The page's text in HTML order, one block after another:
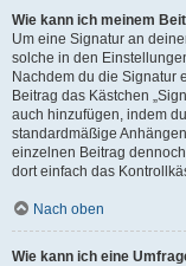
Wie kann ich meinem
Um eine Signatur an
solche in den
Nachdem du die Signatur
Beitrag das Kästchen
auch hinzufügen, indem
standardmäßige
einzelnen Beitrag
dort einfach das
Nach oben
Wie kann ich eine